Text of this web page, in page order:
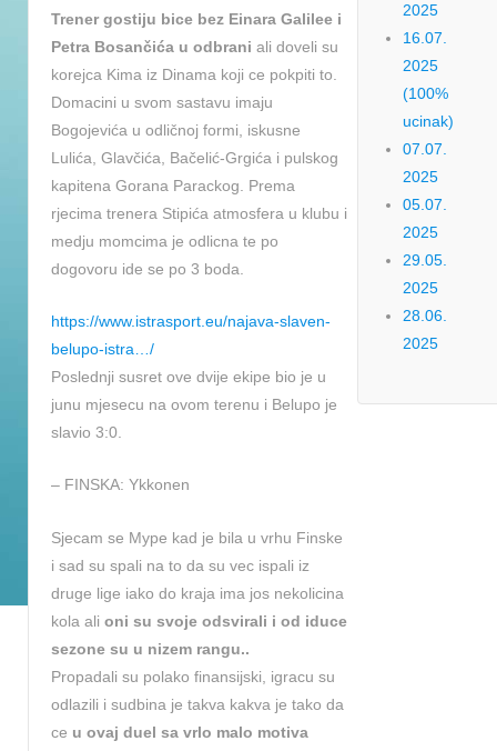
Trener gostiju bice bez Einara Galilee i
Petra Bosančića u odbrani ali doveli su
korejca Kima iz Dinama koji ce pokpiti to.
Domacini u svom sastavu imaju
Bogojevića u odličnoj formi, iskusne
Lulića, Glavčića, Bačelić-Grgića i pulskog
kapitena Gorana Parackog. Prema
rjecima trenera Stipića atmosfera u klubu i
medju momcima je odlicna te po
dogovoru ide se po 3 boda.
https://www.istrasport.eu/najava-slaven-
belupo-istra…/
Poslednji susret ove dvije ekipe bio je u
junu mjesecu na ovom terenu i Belupo je
slavio 3:0.
– FINSKA: Ykkonen
Sjecam se Mype kad je bila u vrhu Finske
i sad su spali na to da su vec ispali iz
druge lige iako do kraja ima jos nekolicina
kola ali oni su svoje odsvirali i od iduce
sezone su u nizem rangu..
Propadali su polako finansijski, igracu su
odlazili i sudbina je takva kakva je tako da
ce u ovaj duel sa vrlo malo motiva
2025
16.07.
2025
(100%
ucinak)
07.07.
2025
05.07.
2025
29.05.
2025
28.06.
2025